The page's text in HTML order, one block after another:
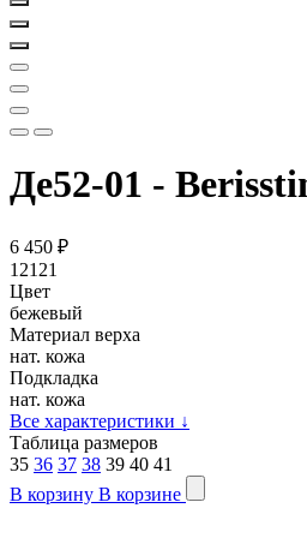
Де52-01 -
6 450 ₽
12121
Цвет
бежевый
Материал верха
нат. кожа
Подкладка
нат. кожа
Все характеристики ↓
Таблица размеров
35 36 37 38 39 40 41
В корзину В корзине